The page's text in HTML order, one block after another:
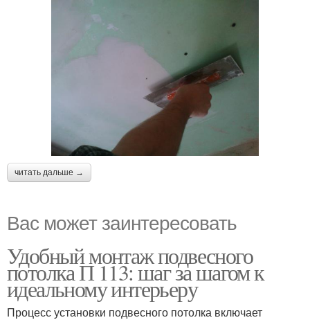
читать дальше →
Вас может заинтересовать
Удобный монтаж подвесного
потолка П 113: шаг за шагом к
идеальному интерьеру
Процесс установки подвесного потолка включает